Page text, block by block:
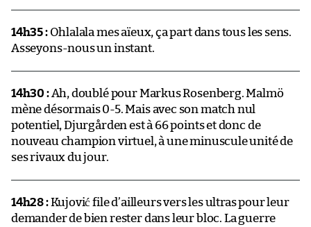
14h35 :Ohlalala mes aïeux, ça part dans tous les sens.
Asseyons-nous un instant.
14h30 :Ah, doublé pour Markus Rosenberg. Malmö
mène désormais 0-5. Mais avec son match nul
potentiel, Djurgården est à 66 points et donc de
nouveau champion virtuel, à une minuscule unité de
ses rivaux du jour.
14h28 :Kujović file d’ailleurs vers les ultras pour leur
demander de bien rester dans leur bloc. La guerre